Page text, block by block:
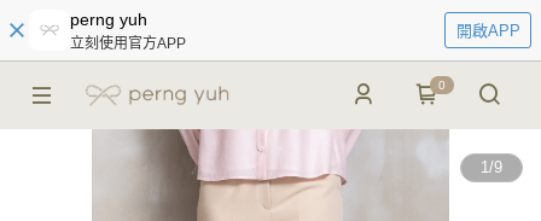
perng yuh
立刻使用官方APP
開啟APP
0
1/9